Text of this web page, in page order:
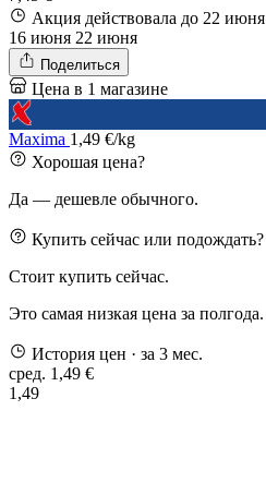
Акция действовала до 22 июня
16 июня 22 июня
Поделиться
Цена в 1 магазине
Maxima 1,49 €/kg
Хорошая цена?
Да — дешевле обычного.
Купить сейчас или подождать?
Стоит купить сейчас.
Это самая низкая цена за полгода.
История цен · за 3 мес.
сред. 1,49 €
1,49